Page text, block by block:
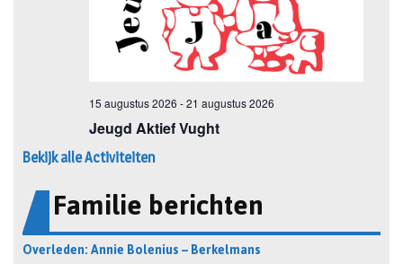
Bekijk alle Activiteiten
Familie berichten
Overleden: Annie Bolenius – Berkelmans